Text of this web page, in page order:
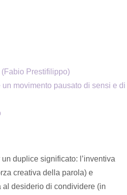
Prestifilippo)
movimento pausato di sensi e di
duplice significato: l’inventiva
creativa della parola) e
al desiderio di condividere (in